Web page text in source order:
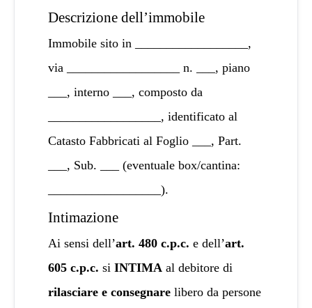
Descrizione dell’immobile
Immobile sito in __________________,
via __________________ n. ___, piano
___, interno ___, composto da
__________________, identificato al
Catasto Fabbricati al Foglio ___, Part.
___, Sub. ___ (eventuale box/cantina:
__________________).
Intimazione
Ai sensi dell’art. 480 c.p.c. e dell’art.
605 c.p.c. si INTIMA al debitore di
rilasciare e consegnare libero da persone